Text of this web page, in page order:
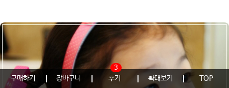
구매하기 장바구니 후기
3
확대보기 TOP